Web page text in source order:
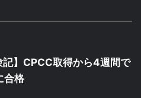
記】CPCC取得から4週間で
合格